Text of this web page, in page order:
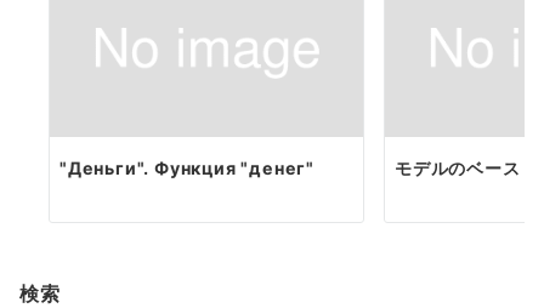
"Деньги". Функция "денег" モデルのベース
検索